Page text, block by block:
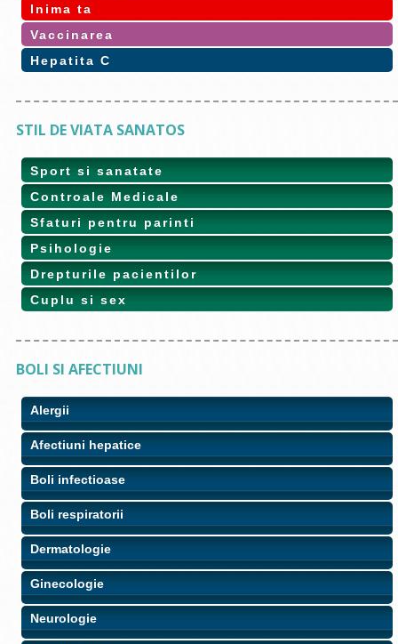
Inima ta
Vaccinarea
Hepatita C
STIL DE VIATA SANATOS
Sport si sanatate
Controale Medicale
Sfaturi pentru parinti
Psihologie
Drepturile pacientilor
Cuplu si sex
BOLI SI AFECTIUNI
Alergii
Afectiuni hepatice
Boli infectioase
Boli respiratorii
Dermatologie
Ginecologie
Neurologie